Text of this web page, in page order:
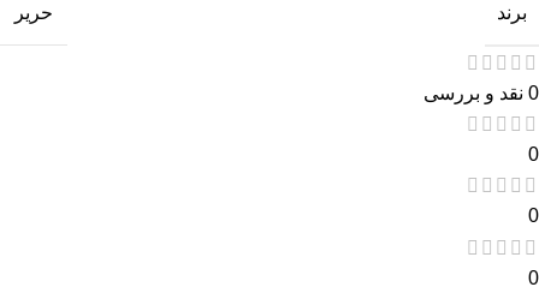
برند حریر
0 نقد و بررسی
0
0
0